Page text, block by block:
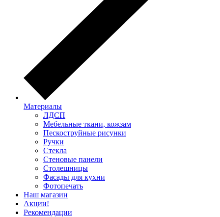
Материалы
ЛДСП
Мебельные ткани, кожзам
Пескоструйные рисунки
Ручки
Стекла
Стеновые панели
Столешницы
Фасады для кухни
Фотопечать
Наш магазин
Акции!
Рекомендации